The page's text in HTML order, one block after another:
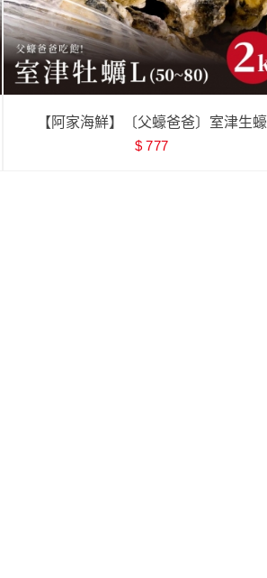
【阿家海鮮】〔父蠔爸爸〕室津生蠔
L(50g~80g) 2kg（約28~31顆）
$ 777